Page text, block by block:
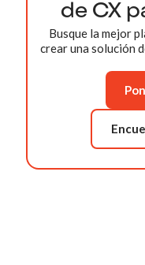
de CX
Busque la mejor
crear una solución